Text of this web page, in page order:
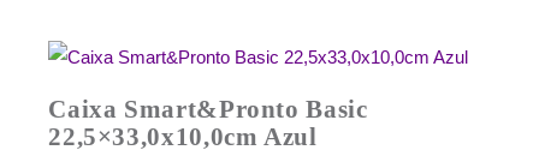
Caixa Smart&Pronto Basic
22,5×33,0x10,0cm Azul